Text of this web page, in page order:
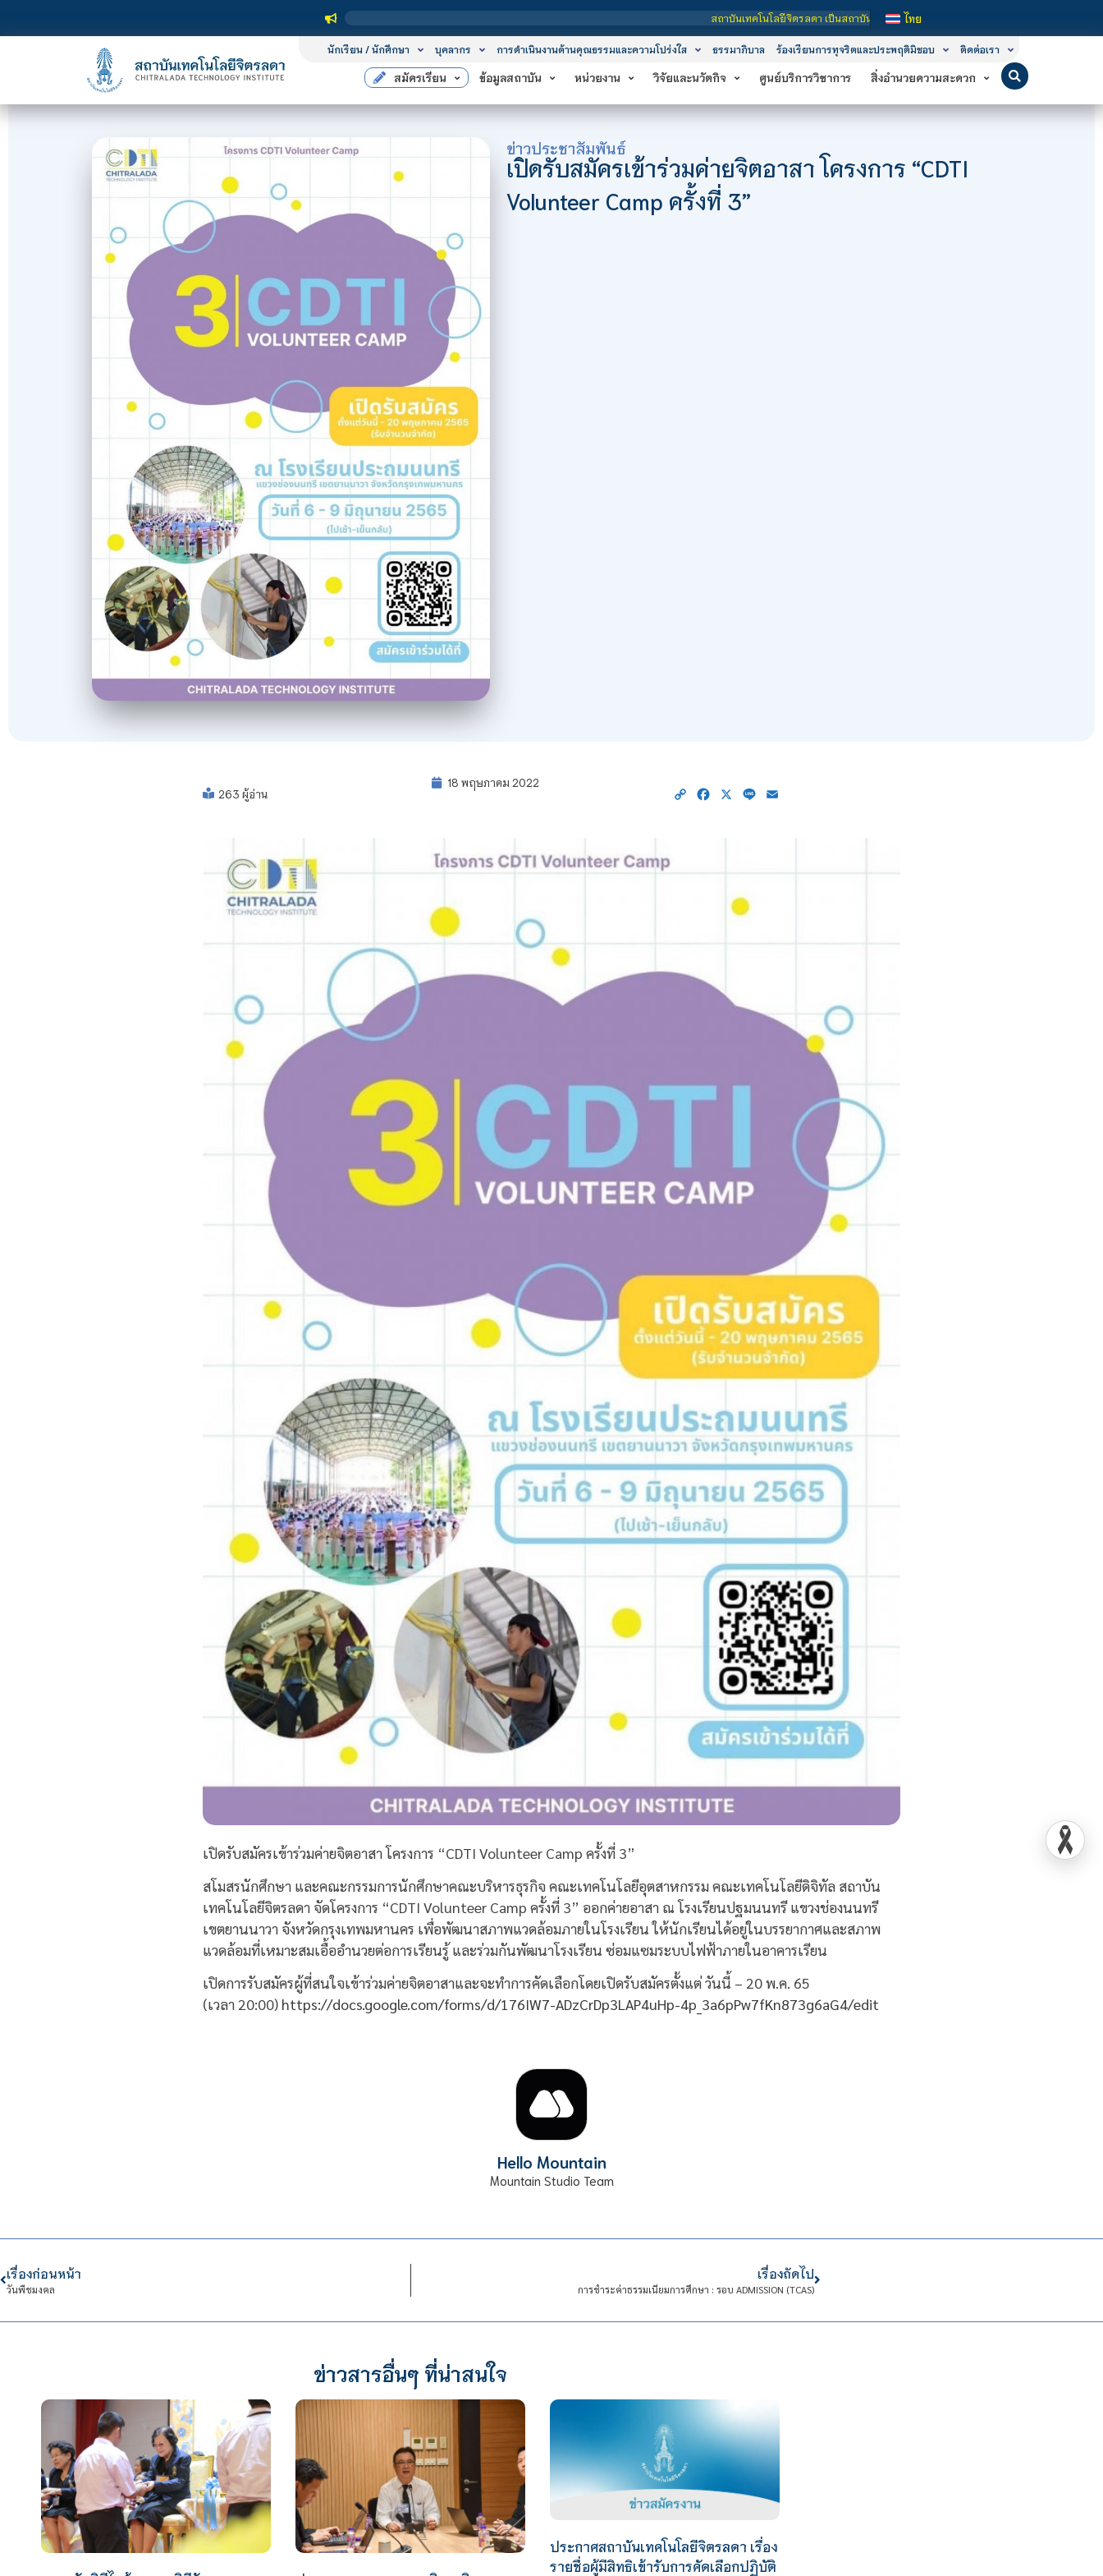
สถาบันเทคโนโลยีจิตรลดา เป็นสถาบันอุดมศึกษาในกำกับของรัฐ เปิดหลักสูตรการเรียนการสอน 3 ระดับ คือ ระ
ไทย
นักเรียน / นักศึกษา บุคลากร การดำเนินงานด้านคุณธรรมและความโปร่งใส ธรรมาภิบาล ร้องเรียนการทุจริตและประพฤติมิชอบ ติดต่อเรา
สมัครเรียน ข้อมูลสถาบัน หน่วยงาน วิจัยและนวัตกิจ ศูนย์บริการวิชาการ สิ่งอำนวยความสะดวก
ข่าวประชาสัมพันธ์
เปิดรับสมัครเข้าร่วมค่ายจิตอาสา โครงการ “CDTI
Volunteer Camp ครั้งที่ 3”
263 ผู้อ่าน
18 พฤษภาคม 2022
Copy Facebook
X Line
เปิดรับสมัครเข้าร่วมค่ายจิตอาสา โครงการ “CDTI Volunteer Camp ครั้งที่ 3”
สโมสรนักศึกษา และคณะกรรมการนักศึกษาคณะบริหารธุรกิจ คณะเทคโนโลยีอุตสาหกรรม คณะเทคโนโลยีดิจิทัล สถาบัน
เทคโนโลยีจิตรลดา จัดโครงการ “CDTI Volunteer Camp ครั้งที่ 3” ออกค่ายอาสา ณ โรงเรียนปฐมนนทรี แขวงช่องนนทรี
เขตยานนาวา จังหวัดกรุงเทพมหานคร เพื่อพัฒนาสภาพแวดล้อมภายในโรงเรียน ให้นักเรียนได้อยู่ในบรรยากาศและสภาพ
แวดล้อมที่เหมาะสมเอื้ออำนวยต่อการเรียนรู้ และร่วมกันพัฒนาโรงเรียน ซ่อมแซมระบบไฟฟ้าภายในอาคารเรียน
เปิดการรับสมัครผู้ที่สนใจเข้าร่วมค่ายจิตอาสาและจะทำการคัดเลือกโดยเปิดรับสมัครตั้งแต่ วันนี้ – 20 พ.ค. 65
(เวลา 20:00) https://docs.google.com/forms/d/176IW7-ADzCrDp3LAP4uHp-4p_3a6pPw7fKn873g6aG4/edit
Hello Mountain
Mountain Studio Team
เรื่องก่อนหน้า
วันพืชมงคล
เรื่องถัดไป
การชำระค่าธรรมเนียมการศึกษา : รอบ ADMISSION (TCAS)
ข่าวสารอื่นๆ ที่น่าสนใจ
ประกาศสถาบันเทคโนโลยีจิตรลดา เรื่อง
รายชื่อผู้มีสิทธิเข้ารับการคัดเลือกปฏิบัติ